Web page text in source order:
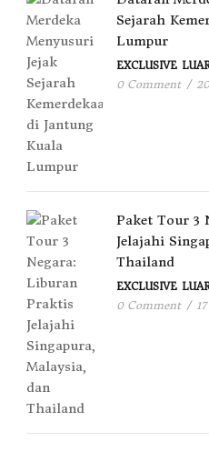
Sejarah
Lumpur
EXCLUSIVE
0 Comment /
Paket Tour 3
Jelajahi
Thailand
EXCLUSIVE
0 Comment /